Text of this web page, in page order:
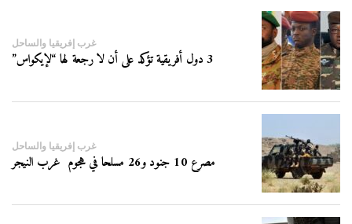
غرب إفريقيا والساحل
3 دول أفريقية تؤكد على أن لا رجعة لها “لإيكواس”
غرب إفريقيا والساحل
مصرع 10 جنود و26 مسلحا في هجوم غرب النيجر